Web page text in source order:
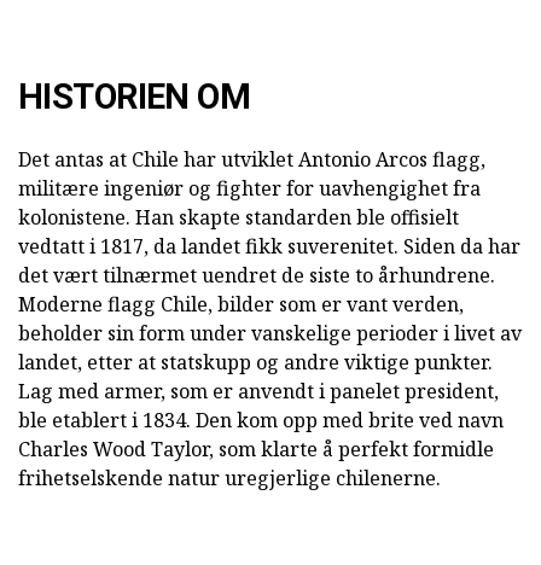
HISTORIEN OM
Det antas at Chile har utviklet Antonio Arcos flagg,
militære ingeniør og fighter for uavhengighet fra
kolonistene. Han skapte standarden ble offisielt
vedtatt i 1817, da landet fikk suverenitet. Siden da har
det vært tilnærmet uendret de siste to århundrene.
Moderne flagg Chile, bilder som er vant verden,
beholder sin form under vanskelige perioder i livet av
landet, etter at statskupp og andre viktige punkter.
Lag med armer, som er anvendt i panelet president,
ble etablert i 1834. Den kom opp med brite ved navn
Charles Wood Taylor, som klarte å perfekt formidle
frihetselskende natur uregjerlige chilenerne.